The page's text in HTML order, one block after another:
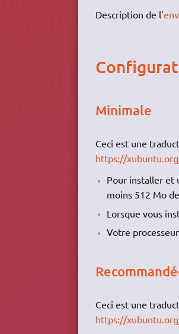
Description de l'
Minimale
Ceci est une
https://
Pour installer et
moins 512 Mo
Lorsque vous
Votre
Ceci est une
https://